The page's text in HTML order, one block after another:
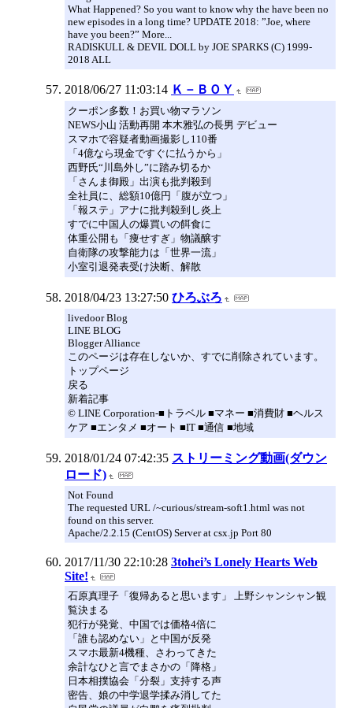
What Happened? So you want to know why the have been no
new episodes in a long time? UPDATE 2018: ”Joe, where
have you been?” More...
RADISKULL & DEVIL DOLL by JOE SPARKS (C) 1999-
2018 ALL
2018/06/27 11:03:14 Ｋ－ＢＯＹ
クーポン多数！お買い物マラソン
NEWS小山 活動再開 本木雅弘の長男 デビュー
スマホで容疑者動画撮影し110番
「4億なら現金ですぐに払うから」
西野氏“川島外し”に踏み切るか
「さんま御殿」出演も批判殺到
全社員に、総額10億円「腹が立つ」
「報ステ」アナに批判殺到し炎上
すでに中国人の爆買いの餌食に
体重公開も「痩せすぎ」物議醸す
自衛隊の攻撃能力は「世界一流」
小室引退発表受け決断、解散
2018/04/23 13:27:50 ひろぶろ
livedoor Blog
LINE BLOG
Blogger Alliance
このページは存在しないか、すでに削除されています。
トップページ
戻る
新着記事
© LINE Corporation-■トラベル ■マネー ■消費財 ■ヘルス
ケア ■エンタメ ■オート ■IT ■通信 ■地域
2018/01/24 07:42:35 ストリーミング動画(ダウン
ロード)
Not Found
The requested URL /~curious/stream-soft1.html was not
found on this server.
Apache/2.2.15 (CentOS) Server at csx.jp Port 80
2017/11/30 22:10:28 3tohei’s Lonely Hearts Web
Site!
石原真理子「復帰あると思います」 上野シャンシャン観
覧決まる
犯行が発覚、中国では価格4倍に
「誰も認めない」と中国が反発
スマホ最新4機種、さわってきた
余計なひと言でまさかの「降格」
日本相撲協会「分裂」支持する声
密告、娘の中学退学揉み消してた